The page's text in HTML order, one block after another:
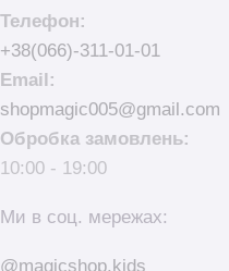
Телефон:
+38(066)-311-01-01
Email:
shopmagic005@gmail.com
Обробка замовлень:
10:00 - 19:00
Ми в соц. мережах:
@magicshop.kids